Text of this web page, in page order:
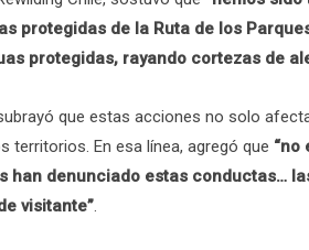
protegidas de la Ruta de los
protegidas, rayando cortezas de
que estas acciones no solo
territorios. En esa línea, agregó que “no
han denunciado estas conductas…
visitante”.